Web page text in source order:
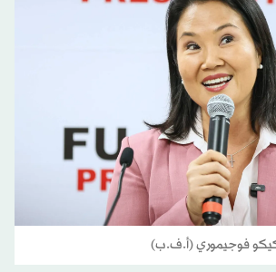
فوجيموري (أ.ف.ب)